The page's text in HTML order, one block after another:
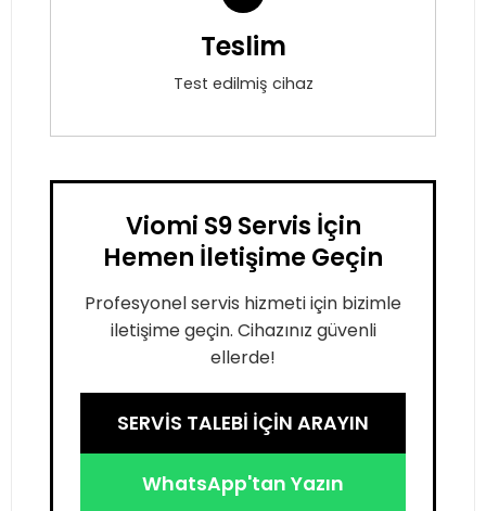
Teslim
Test edilmiş cihaz
Viomi S9 Servis İçin
Hemen İletişime Geçin
Profesyonel servis hizmeti için bizimle
iletişime geçin. Cihazınız güvenli
ellerde!
SERVİS TALEBİ İÇİN ARAYIN
WhatsApp'tan Yazın